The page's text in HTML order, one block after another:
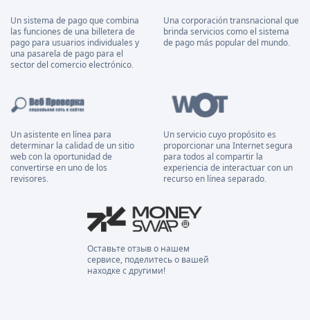
Un sistema de pago que combina
las funciones de una billetera de
pago para usuarios individuales y
una pasarela de pago para el
sector del comercio electrónico.
Una corporación transnacional que
brinda servicios como el sistema
de pago más popular del mundo.
Un asistente en línea para
determinar la calidad de un sitio
web con la oportunidad de
convertirse en uno de los
revisores.
Un servicio cuyo propósito es
proporcionar una Internet segura
para todos al compartir la
experiencia de interactuar con un
recurso en línea separado.
Оставьте отзыв о нашем
сервисе, поделитесь о вашей
находке с другими!